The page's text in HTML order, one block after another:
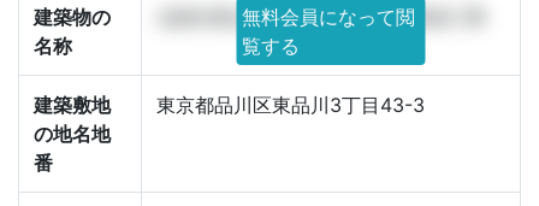
建築物の
名称
(仮称)東品川3-21マンション 新築工事
無料会員になって閲
覧する
建築敷地
の地名地
番
東京都品川区東品川3丁目43-3